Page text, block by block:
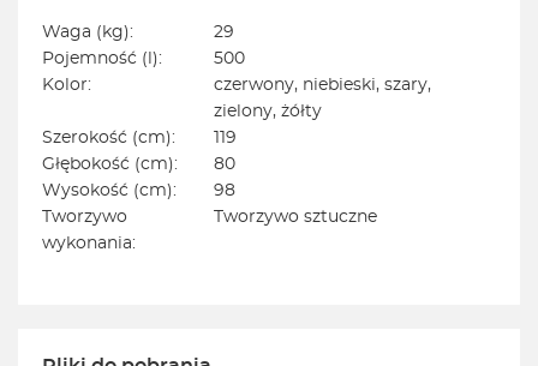
Waga (kg):
29
Pojemność (l):
500
Kolor:
czerwony, niebieski, szary,
zielony, żółty
Szerokość (cm):
119
Głębokość (cm):
80
Wysokość (cm):
98
Tworzywo
wykonania:
Tworzywo sztuczne